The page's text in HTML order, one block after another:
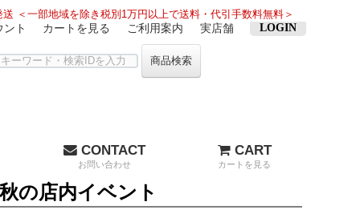
＜一部地域を除き税別1万円以上で送料・代引手数料無料＞
ト カートを見る ご利用案内 実店舗 LOGIN
商品検索
CONTACT
お問い合わせ
CART
カートを見る
の店内イベント